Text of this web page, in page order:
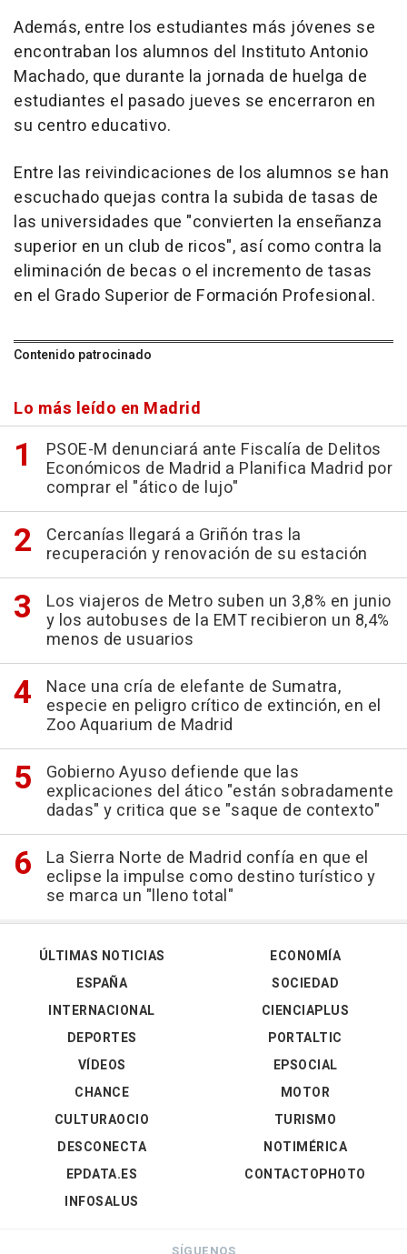
Además, entre los estudiantes más jóvenes se
encontraban los alumnos del Instituto Antonio
Machado, que durante la jornada de huelga de
estudiantes el pasado jueves se encerraron en
su centro educativo.
Entre las reivindicaciones de los alumnos se han
escuchado quejas contra la subida de tasas de
las universidades que "convierten la enseñanza
superior en un club de ricos", así como contra la
eliminación de becas o el incremento de tasas
en el Grado Superior de Formación Profesional.
Contenido patrocinado
Lo más leído en Madrid
PSOE-M denunciará ante Fiscalía de Delitos
Económicos de Madrid a Planifica Madrid por
comprar el "ático de lujo"
Cercanías llegará a Griñón tras la
recuperación y renovación de su estación
Los viajeros de Metro suben un 3,8% en junio
y los autobuses de la EMT recibieron un 8,4%
menos de usuarios
Nace una cría de elefante de Sumatra,
especie en peligro crítico de extinción, en el
Zoo Aquarium de Madrid
Gobierno Ayuso defiende que las
explicaciones del ático "están sobradamente
dadas" y critica que se "saque de contexto"
La Sierra Norte de Madrid confía en que el
eclipse la impulse como destino turístico y
se marca un "lleno total"
ÚLTIMAS NOTICIAS
ESPAÑA
INTERNACIONAL
DEPORTES
VÍDEOS
ECONOMÍA
SOCIEDAD
CIENCIAPLUS
PORTALTIC
EPSOCIAL
CHANCE
CULTURAOCIO
DESCONECTA
EPDATA.ES
INFOSALUS
MOTOR
TURISMO
NOTIMÉRICA
CONTACTOPHOTO